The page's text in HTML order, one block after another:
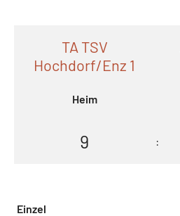
TA TSV
Hochdorf/Enz 1
Heim
9 :
Einzel